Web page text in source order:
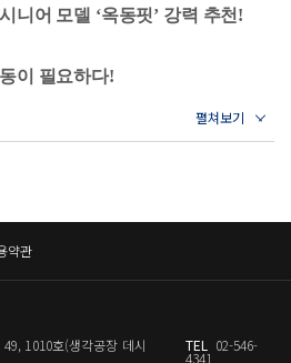
관절 열기
올리기
과 근손실
동기구를 이용한 가벼운 근력운동
계획하기
리기
껏 누릴 수 있고, 의료비도 줄어드
을 따로 내야 하며, 날씨가 좋지
때는 발걸음조차 떼기 힘든 경우
외출 자체가 번거롭게 느껴지는
요한 사실은, 운동은 결코 멀리
있는 집, 이 작은 공간이 바로 최
을 전파하고 있다.
복지학과 졸업
학대학원 석사(선수트레이닝 전공)
한국체육대학교·강남시니어플라
어 모델 ‘옥동핏’ 강력 추천!
이 필요하다!
’라는 문장은 이제 더 이상 낯설지
개발기구) 평균인 81.1세보다도 높
명은 늘었지만 건강하게 활동할
약관
1010호(생각공장 데시 TEL 02-546-
4341